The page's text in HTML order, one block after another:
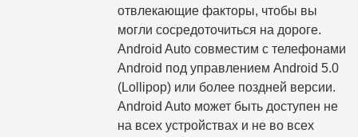
отвлекающие факторы, чтобы вы
могли сосредоточиться на дороге.
Android Auto совместим с телефонами
Android под управлением Android 5.0
(Lollipop) или более поздней версии.
Android Auto может быть доступен не
на всех устройствах и не во всех